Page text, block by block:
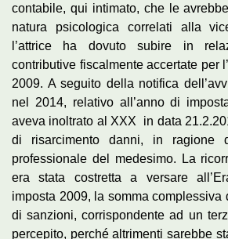
contabile, qui intimato, che le
natura psicologica correlati alla
l’attrice ha dovuto subire in
contributive fiscalmente accertate per
2009. A seguito della notifica
nel 2014, relativo all’anno di
aveva inoltrato al XXX in data
di risarcimento danni, in ragione
professionale del medesimo. La
era stata costretta a versare
imposta 2009, la somma complessiva
di sanzioni, corrispondente ad un
percepito, perché altrimenti sarebbe